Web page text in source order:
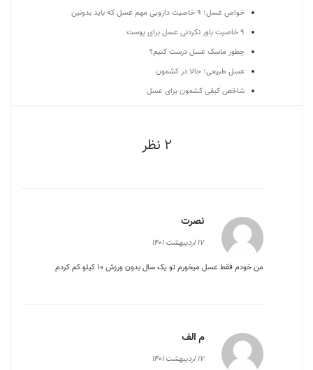
خواص عسل؛ 9 خاصیت دارویی مهم عسل که باید بدونین
9 خاصیت باور نکردنی عسل برای پوست
چطور ماسک عسل درست کنیم؟
عسل طبیعی؛ حالا در کشمون
شاخص کیفی کشمون برای عسل
2 نظر
نصرت
17 اردیبهشت 1401
من خودم فقط عسل میخورم تو یک سال بدون ورزش 10 کیلو کم کردم
م الف
17 اردیبهشت 1401